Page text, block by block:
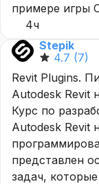
примере игры
4ч
Stepik
4.7 (7)
Revit Plugins.
Autodesk Revit
Курс по
Autodesk Revit
представлен
задач,